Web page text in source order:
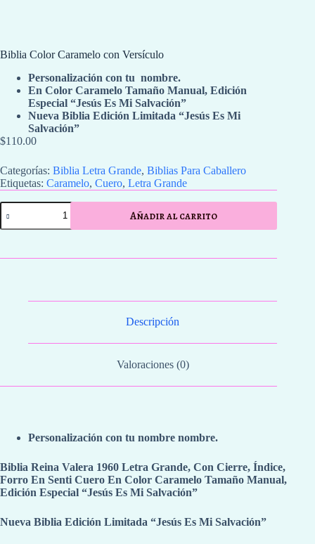
Biblia Color Caramelo con Versículo
Personalización con tu nombre.
En Color Caramelo Tamaño Manual, Edición
Especial “Jesús Es Mi Salvación”
Nueva Biblia Edición Limitada “Jesús Es Mi
Salvación”
$110.00
Categorías: Biblia Letra Grande, Biblias Para Caballero
Etiquetas: Caramelo, Cuero, Letra Grande
Biblia
Color
Caramelo
Añadir al carrito
Descripción
Valoraciones (0)
Personalización con tu nombre nombre.
Biblia Reina Valera 1960 Letra Grande, Con Cierre, Índice,
Forro En Senti Cuero En Color Caramelo Tamaño Manual,
Edición Especial “Jesús Es Mi Salvación”
Nueva Biblia Edición Limitada “Jesús Es Mi Salvación”